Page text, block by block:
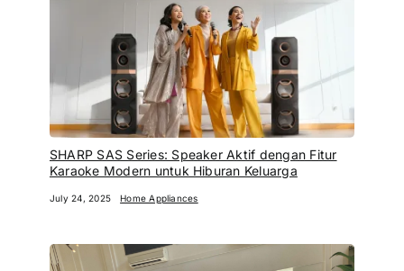
SHARP SAS Series: Speaker Aktif dengan Fitur
Karaoke Modern untuk Hiburan Keluarga
July 24, 2025 Home Appliances